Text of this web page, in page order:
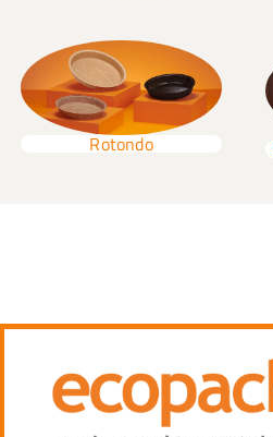
Rotondo